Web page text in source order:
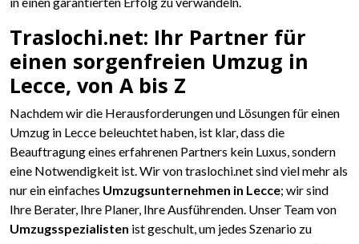
Traslochi.net: Ihr Partner für
einen sorgenfreien Umzug in
Lecce, von A bis Z
Nachdem wir die Herausforderungen und Lösungen für einen
Umzug in Lecce beleuchtet haben, ist klar, dass die
Beauftragung eines erfahrenen Partners kein Luxus, sondern
eine Notwendigkeit ist. Wir von traslochi.net sind viel mehr als
nur ein einfaches Umzugsunternehmen in Lecce; wir sind
Ihre Berater, Ihre Planer, Ihre Ausführenden. Unser Team von
Umzugsspezialisten ist geschult, um jedes Szenario zu